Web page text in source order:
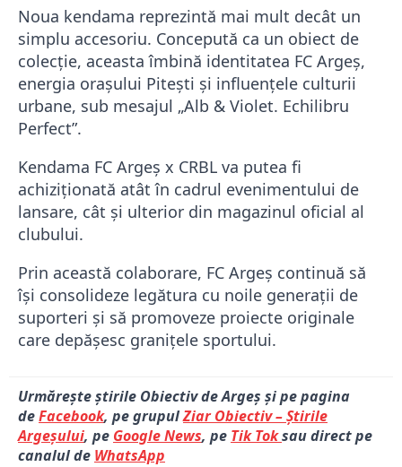
Noua kendama reprezintă mai mult decât un
simplu accesoriu. Concepută ca un obiect de
colecție, aceasta îmbină identitatea FC Argeș,
energia orașului Pitești și influențele culturii
urbane, sub mesajul „Alb & Violet. Echilibru
Perfect”.
Kendama FC Argeș x CRBL va putea fi
achiziționată atât în cadrul evenimentului de
lansare, cât și ulterior din magazinul oficial al
clubului.
Prin această colaborare, FC Argeș continuă să
își consolideze legătura cu noile generații de
suporteri și să promoveze proiecte originale
care depășesc granițele sportului.
Urmărește știrile Obiectiv de Argeș și pe pagina
deFacebook, pe grupulZiar Obiectiv – Știrile
Argeșului, pe Google News, pe Tik Toksau direct pe
canalul de WhatsApp